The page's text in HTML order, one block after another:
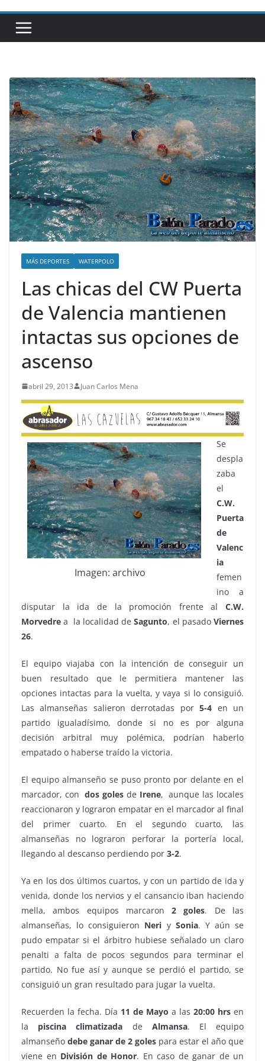
MÁS DEPORTES WATERPOLO
Las chicas del CW Puerta
de Valencia mantienen
intactas sus opciones de
ascenso
abril 29, 2013 Juan Carlos Mena
Imagen: archivo
Se
despla
zaba
el
C.W.
Puerta
de
Valenc
ia
femen
ino a
disputar la ida de la promoción frente al C.W.
Morvedre a la localidad deSagunto, el pasadoViernes
26.
El equipo viajaba con la intención de conseguir un
buen resultado que le permitiera mantener las
opciones intactas para la vuelta, y vaya si lo consiguió.
Las almanseñas salieron derrotadas por5-4 en un
partido igualadísimo, donde si no es por alguna
decisión arbitral muy polémica, podrían haberlo
empatado o haberse traído la victoria.
El equipo almanseño se puso pronto por delante en el
marcador, condos goles de Irene, aunque las locales
reaccionaron y lograron empatar en el marcador al final
del primer cuarto. En el segundo cuarto, las
almanseñas no lograron perforar la portería local,
llegando al descanso perdiendo por 3-2.
Ya en los dos últimos cuartos, y con un partido de ida y
venida, donde los nervios y el cansancio iban haciendo
mella, ambos equipos marcaron2 goles. De las
almanseñas, lo consiguieron Neri y Sonia. Y aún se
pudo empatar si el árbitro hubiese señalado un claro
penalti a falta de pocos segundos para terminar el
partido. No fue así y aunque se perdió el partido, se
consiguió un gran resultado para jugar la vuelta.
Recuerden la fecha. Día 11 de Mayo a las 20:00 hrs en
la piscina climatizada de Almansa. El equipo
almanseño debe ganar de 2 goles para estar el año que
viene en División de Honor. En caso de ganar de un